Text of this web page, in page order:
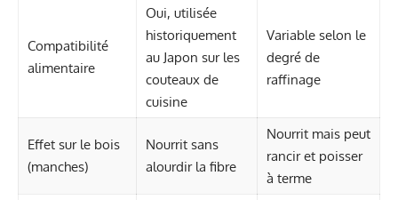
Compatibilité
alimentaire
Oui, utilisée
historiquement
au Japon sur les
couteaux de
cuisine
Variable selon le
degré de
raffinage
Effet sur le bois
(manches)
Nourrit sans
alourdir la fibre
Nourrit mais peut
rancir et poisser
à terme